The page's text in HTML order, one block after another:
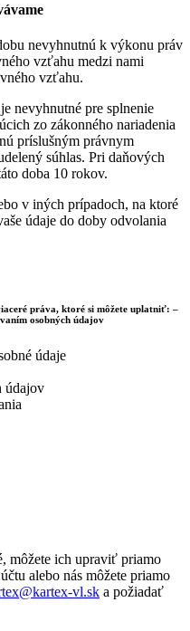
nevyhnutnú k výkonu práv
vzťahu medzi nami
vzťahu.
nevyhnutné pre splnenie
zo zákonného nariadenia
príslušným právnym
súhlas. Pri daňových
doba 10 rokov.
v iných prípadoch, na ktoré
údaje do doby odvolania
práva, ktoré si môžete uplatniť: –
osobných údajov
údaje
údajov
môžete ich upraviť priamo
alebo nás môžete priamo
vl.sk a požiadať